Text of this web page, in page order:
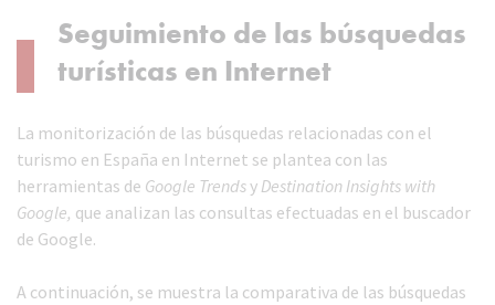
Seguimiento de las búsquedas
turísticas en Internet
La monitorización de las búsquedas relacionadas con el
turismo en España en Internet se plantea con las
herramientas de Google Trendsy Destination Insights with
Google, que analizan las consultas efectuadas en el buscador
de Google.
A continuación, se muestra la comparativa de las búsquedas